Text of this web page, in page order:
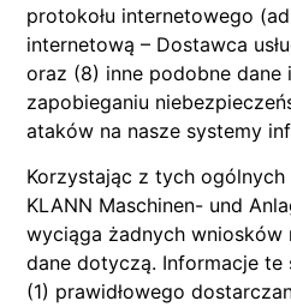
protokołu internetowego
internetową – Dostawca
oraz (8) inne podobne dane
zapobieganiu
ataków na nasze systemy
Korzystając z tych
KLANN Maschinen- und
wyciąga żadnych wniosków
dane dotyczą. Informacje
(1) prawidłowego